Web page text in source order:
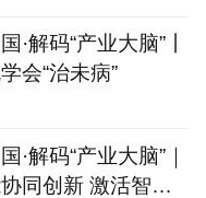
·解码“产业大脑”丨
会“治未病”
·解码“产业大脑”｜
同创新 激活智能